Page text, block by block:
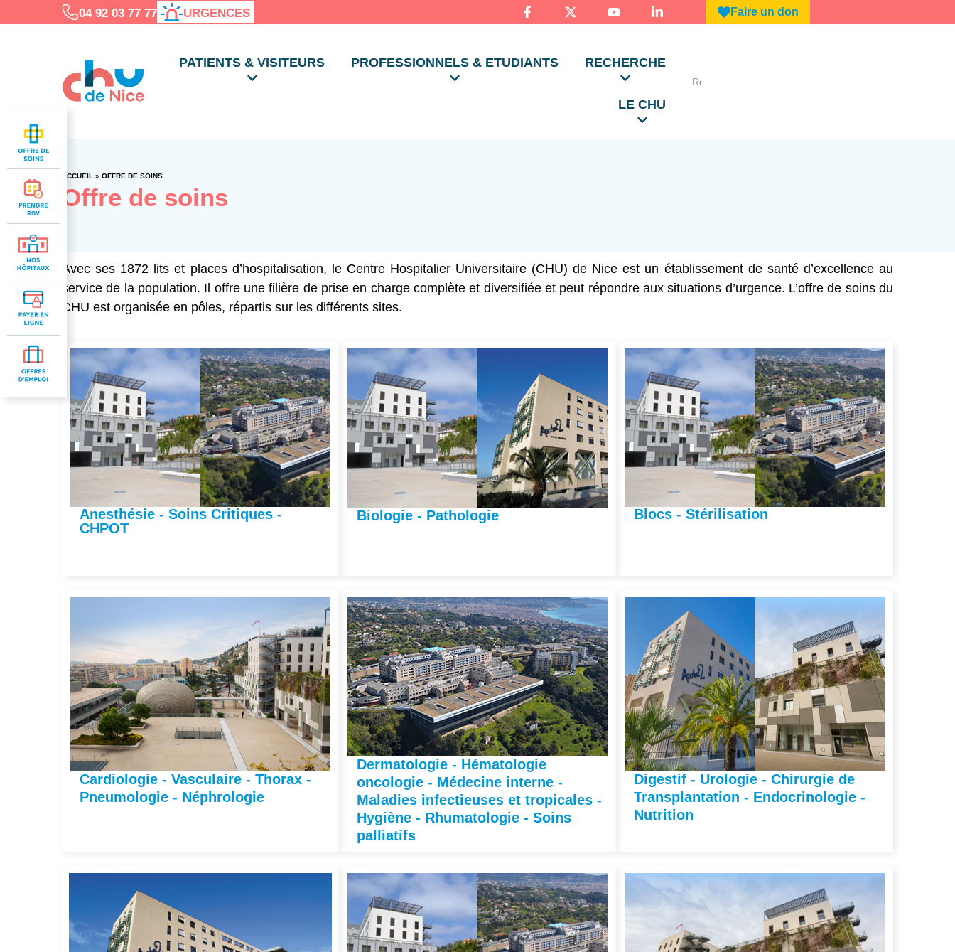
04 92 03 77 77 URGENCES Faire un don
PATIENTS & VISITEURS PROFESSIONNELS & ETUDIANTS RECHERCHE
LE CHU
ACCUEIL » OFFRE DE SOINS
Offre de soins
Avec ses 1872 lits et places d’hospitalisation, le Centre Hospitalier Universitaire (CHU) de Nice est un établissement de santé d’excellence au
service de la population. Il offre une filière de prise en charge complète et diversifiée et peut répondre aux situations d’urgence. L’offre de soins du
CHU est organisée en pôles, répartis sur les différents sites.
Anesthésie - Soins Critiques -
CHPOT
Biologie - Pathologie Blocs - Stérilisation
Cardiologie - Vasculaire - Thorax -
Pneumologie - Néphrologie
Dermatologie - Hématologie
oncologie - Médecine interne -
Maladies infectieuses et tropicales -
Hygiène - Rhumatologie - Soins
palliatifs
Digestif - Urologie - Chirurgie de
Transplantation - Endocrinologie -
Nutrition